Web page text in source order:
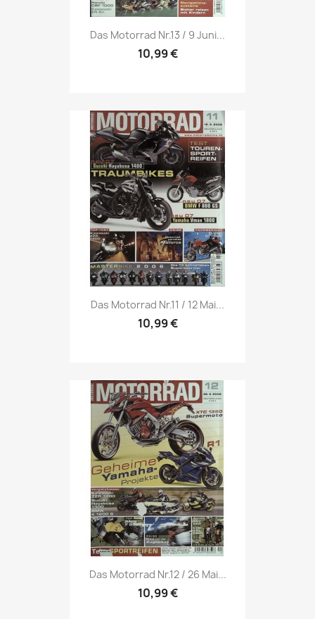
Vorschau
Das Motorrad Nr.13 / 9 Juni...
10,99 €
Vorschau
Das Motorrad Nr.11 / 12 Mai...
10,99 €
Vorschau
Das Motorrad Nr.12 / 26 Mai...
10,99 €